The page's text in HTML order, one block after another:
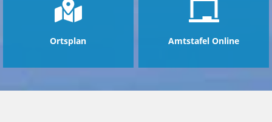
Ortsplan Amtstafel Online